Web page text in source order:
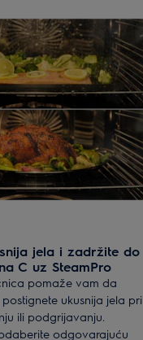
jela i zadržite do
C uz SteamPro
pomaže vam da
ukusnija jela pri
ili podgrijavanju.
odgovarajuću